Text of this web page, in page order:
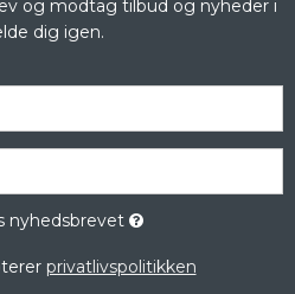
og modtag tilbud og nyheder i
dig igen.
nyhedsbrevet
privatlivspolitikken